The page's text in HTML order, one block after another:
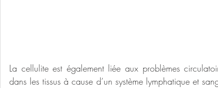
La cellulite est également liée aux problèmes
dans les tissus à cause d’un système lymphatique et